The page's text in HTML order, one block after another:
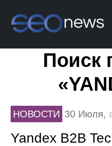
Поиск
НОВОСТИ 30 Июля,
Yandex B2B